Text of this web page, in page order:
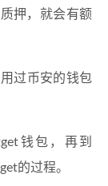
押，就会有额
过币安的钱包
钱包，再到
的过程。